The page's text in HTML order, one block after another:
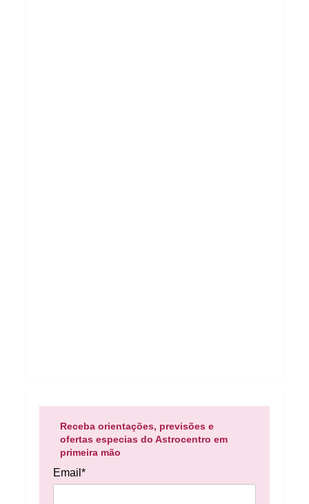
Receba orientações, previsões e
ofertas especias do Astrocentro em
primeira mão
Email*